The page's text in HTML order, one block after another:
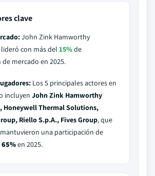
clave
John Zink Hamworthy
con más del 15%de
mercado en 2025.
Los 5 principales actores en
incluyen John Zink Hamworthy
Honeywell Thermal Solutions,
Riello S.p.A., Fives Group, que
una participación de
65%en 2025.